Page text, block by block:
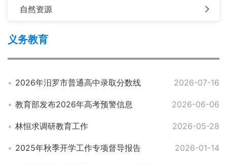
自然资源
义务教育
2026年汨罗市普通高中录取分数线 2026-07-16
教育部发布2026年高考预警信息 2026-06-06
林恒求调研教育工作 2026-05-28
2025年秋季开学工作专项督导报告 2026-01-14